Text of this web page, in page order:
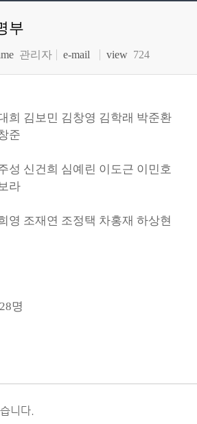
부
관리자 e-mail view 724
희 김보민 김창영 김학래 박준환
준
성 신건희 심예린 이도근 이민호
라
영 조재연 조정택 차홍재 하상현
명
니다.